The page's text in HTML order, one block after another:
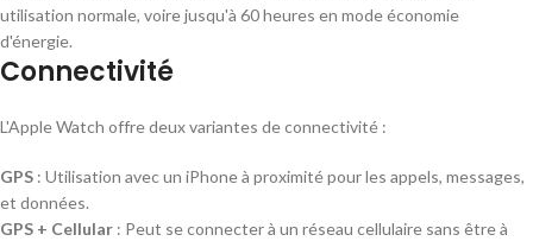
utilisation normale, voire jusqu'à 60 heures en mode économie
d'énergie.
Connectivité
L'Apple Watch offre deux variantes de connectivité :
GPS : Utilisation avec un iPhone à proximité pour les appels, messages,
et données.
GPS + Cellular : Peut se connecter à un réseau cellulaire sans être à